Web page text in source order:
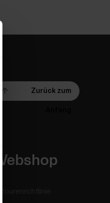
Zurück zum
Webshop